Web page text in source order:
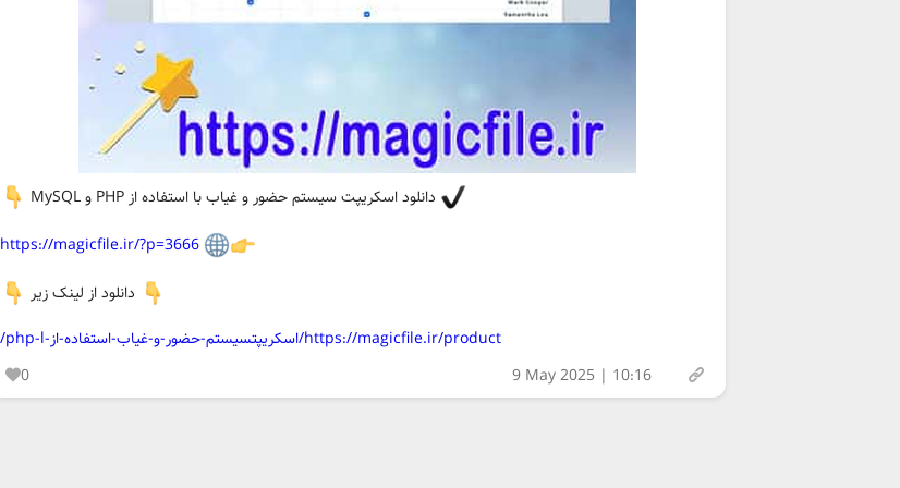
دانلود اسکریپت سیستم حضور و غیاب با استفاده از PHP و MySQL
https://magicfile.ir/?p=3666
دانلود از لینک زیر
https://magicfile.ir/product/اسکریپتسیستم-حضور-و-غیاب-استفاده-از-php-l/
0
9 May 2025 | 10:16